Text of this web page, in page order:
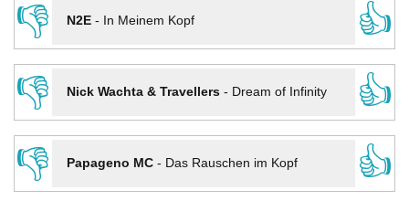
👎
N2E- In Meinem Kopf
👍
👎
Nick Wachta & Travellers- Dream of Infinity
👍
👎
Papageno MC- Das Rauschen im Kopf
👍